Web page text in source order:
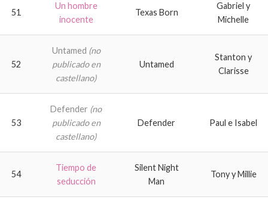
51
Un hombre
inocente
Texas Born
Gabriel y
Michelle
52
Untamed (no
publicado en
castellano)
Untamed
Stanton y
Clarisse
53
Defender (no
publicado en
castellano)
Defender Paul e Isabel
54
Tiempo de
seducción
Silent Night
Man
Tony y Millie